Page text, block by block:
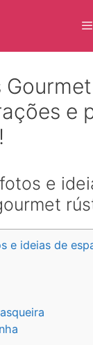
e
e
e ideias de